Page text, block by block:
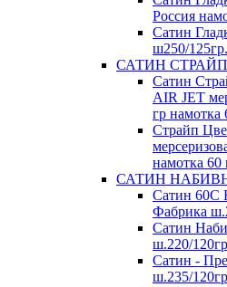
Россия
Сатин
ш250/
САТИН
Сатин
AIR JET
гр намотка
Страйп
намотка 60
САТИН
Сатин 60С
Фабрика
Сатин
ш.220/
Сатин -
ш.235/